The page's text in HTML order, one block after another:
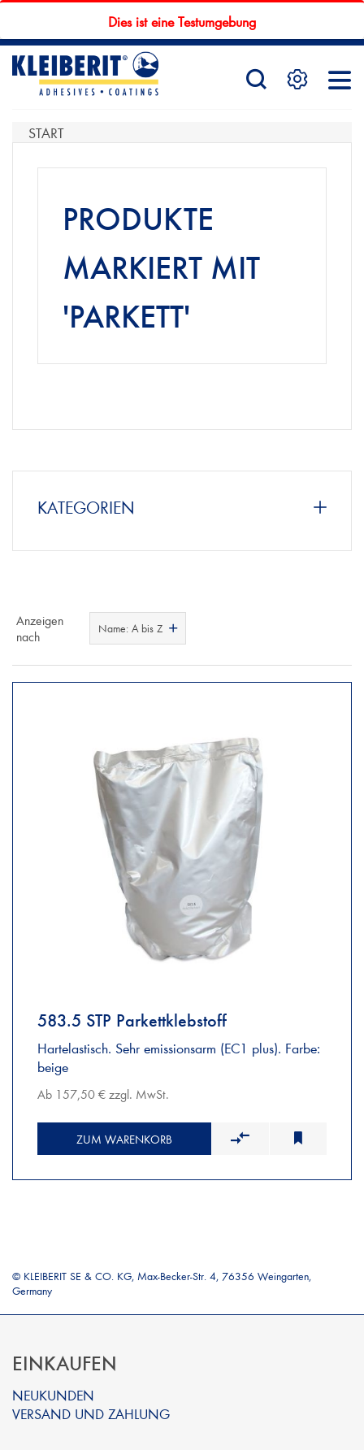
Dies ist eine Testumgebung
STARTSEITE
START
PRODUKTE
MARKIERT MIT
'PARKETT'
KATEGORIEN
Anzeigen
nach
Name: A bis Z
583.5 STP Parkettklebstoff
Hartelastisch. Sehr emissionsarm (EC1 plus). Farbe:
beige
Ab 157,50 € zzgl. MwSt.
ZUM WARENKORB
© KLEIBERIT SE & CO. KG, Max-Becker-Str. 4, 76356 Weingarten,
Germany
EINKAUFEN
NEUKUNDEN
VERSAND UND ZAHLUNG